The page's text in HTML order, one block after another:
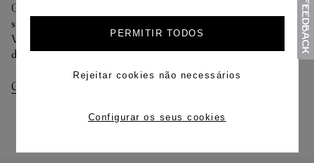
PERMITIR TODOS
Rejeitar cookies não necessários
Configurar os seus cookies
Oferecemos diferentes opções de entrega. Selecione o envio de
sua preferência na finalização de seu pedido.
Você pode trocar ou devolver sua criação Cartier em até 30
dias.
Consultar Entregas